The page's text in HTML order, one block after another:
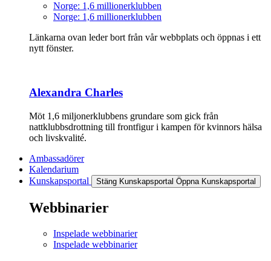
Norge: 1,6 millionerklubben
Norge: 1,6 millionerklubben
Länkarna ovan leder bort från vår webbplats och öppnas i ett
nytt fönster.
Alexandra Charles
Möt 1,6 miljonerklubbens grundare som gick från
nattklubbsdrottning till frontfigur i kampen för kvinnors hälsa
och livskvalité.
Ambassadörer
Kalendarium
Kunskapsportal
Stäng Kunskapsportal Öppna Kunskapsportal
Webbinarier
Inspelade webbinarier
Inspelade webbinarier